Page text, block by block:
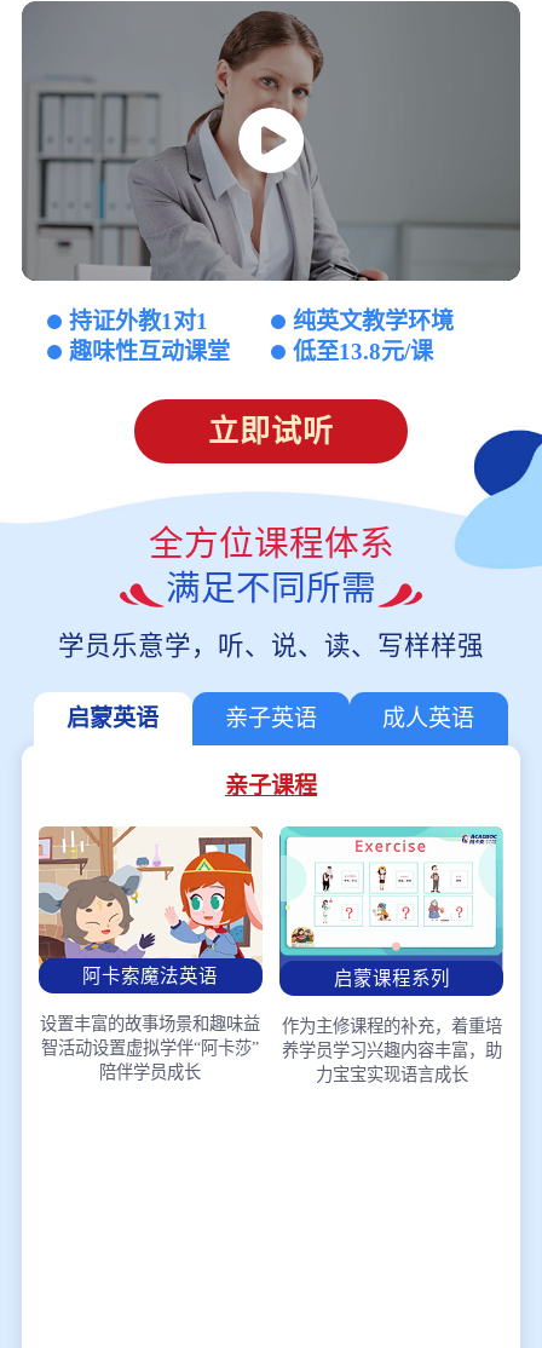
持证外教1对1
纯英文教学环境
趣味性互动课堂
低至13.8元/课
立即试听
全方位课程体系
满足不同所需
学员乐意学，听、说、读、写样样强
启蒙英语 亲子英语 成人英语
亲子课程
阿卡索魔法英语
设置丰富的故事场景和趣味益
智活动设置虚拟学伴“阿卡莎”
陪伴学员成长
启蒙课程系列
作为主修课程的补充，着重培
养学员学习兴趣内容丰富，助
力宝宝实现语言成长